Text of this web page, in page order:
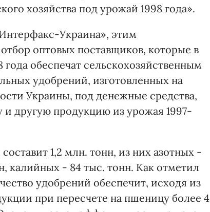
хозяйства под урожай 1998 года».
Украина», этим
оптовых поставщиков, которые в
обеспечат сельскохозяйственным
удобрений, изготовленных на
Украины, под денежные средства,
другую продукцию из урожая 1997-
1,2 млн. тонн, из них азотных -
калийных - 84 тыс. тонн. Как отметил
удобрений обеспечит, исходя из
при пересчете на пшеницу более 4